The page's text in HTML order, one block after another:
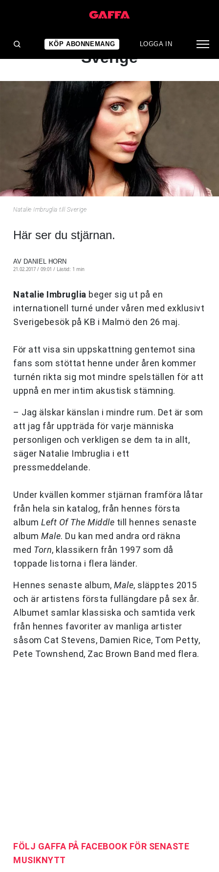
KÖP ABONNEMANG LOGGA IN
NYHET
Natalie Imbruglia till
Sverige
Natalie Imbruglia till Sverige
Här ser du stjärnan.
AV DANIEL HORN
21.02.2017 / 09:01 / Lästid: 1 min
Natalie Imbruglia beger sig ut på en
internationell turné under våren med exklusivt
Sverigebesök på KB i Malmö den 26 maj.
För att visa sin uppskattning gentemot sina
fans som stöttat henne under åren kommer
turnén rikta sig mot mindre spelställen för att
uppnå en mer intim akustisk stämning.
– Jag älskar känslan i mindre rum. Det är som
att jag får uppträda för varje människa
personligen och verkligen se dem ta in allt,
säger Natalie Imbruglia i ett
pressmeddelande.
Under kvällen kommer stjärnan framföra låtar
från hela sin katalog, från hennes första
album Left Of The Middle till hennes senaste
album Male. Du kan med andra ord räkna
med Torn, klassikern från 1997 som då
toppade listorna i flera länder.
Hennes senaste album, Male, släpptes 2015
och är artistens första fullängdare på sex år.
Albumet samlar klassiska och samtida verk
från hennes favoriter av manliga artister
såsom Cat Stevens, Damien Rice, Tom Petty,
Pete Townshend, Zac Brown Band med flera.
FÖLJ GAFFA PÅ FACEBOOK FÖR SENASTE
MUSIKNYTT